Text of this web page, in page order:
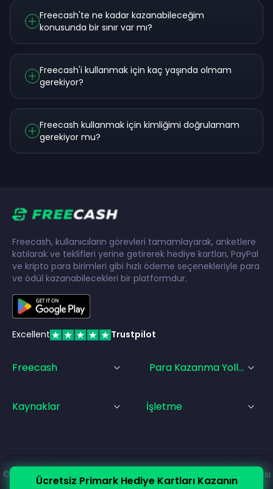
Freecash'te ne kadar kazanabileceğim
konusunda bir sınır var mı?
Freecash'i kullanmak için kaç yaşında olmam
gerekiyor?
Freecash kullanmak için kimliğimi doğrulamam
gerekiyor mu?
Ücretsiz Primark Hediye Kartları Kazanın
Freecash, kullanıcıların görevleri tamamlayarak, anketlere
katılarak ve teklifleri yerine getirerek hediye kartları, PayPal
ve kripto para birimleri gibi hızlı ödeme seçenekleriyle para
ve ödül kazanabilecekleri bir platformdur.
Excellent Trustpilot
Freecash Para Kazanma Yolları
Kaynaklar İşletme
© Freecash 2026 Hizmet Şartları•Gizlilik Politikası
Çerez Politikası
• Künye